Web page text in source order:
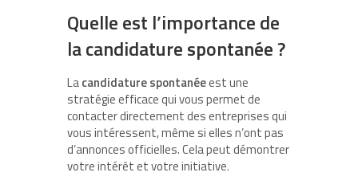
Quelle est l’importance de
la candidature spontanée ?
Lacandidature spontanéeest une
stratégie efficace qui vous permet de
contacter directement des entreprises qui
vous intéressent, même si elles n’ont pas
d’annonces officielles. Cela peut démontrer
votre intérêt et votre initiative.